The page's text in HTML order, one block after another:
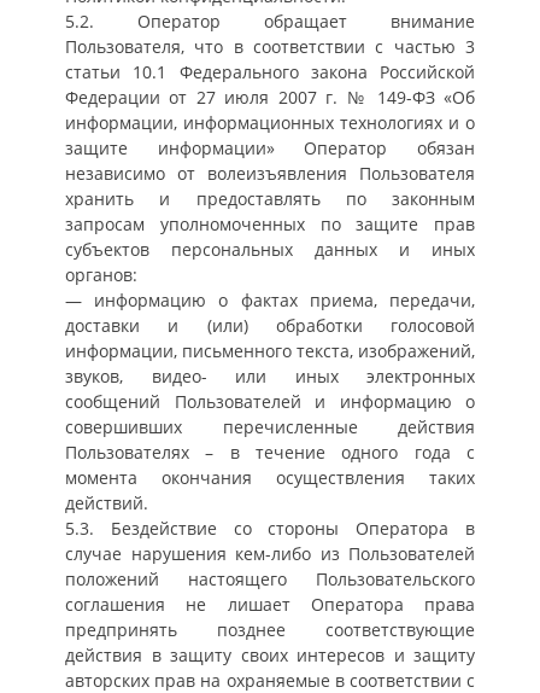
5.2. Оператор обращает внимание
Пользователя, что в соответствии с частью 3
статьи 10.1 Федерального закона Российской
Федерации от 27 июля 2007 г. № 149-ФЗ «Об
информации, информационных технологиях и о
защите информации» Оператор обязан
независимо от волеизъявления Пользователя
хранить и предоставлять по законным
запросам уполномоченных по защите прав
субъектов персональных данных и иных
органов:
— информацию о фактах приема, передачи,
доставки и (или) обработки голосовой
информации, письменного текста, изображений,
звуков, видео- или иных электронных
сообщений Пользователей и информацию о
совершивших перечисленные действия
Пользователях – в течение одного года с
момента окончания осуществления таких
действий.
5.3. Бездействие со стороны Оператора в
случае нарушения кем-либо из Пользователей
положений настоящего Пользовательского
соглашения не лишает Оператора права
предпринять позднее соответствующие
действия в защиту своих интересов и защиту
авторских прав на охраняемые в соответствии с